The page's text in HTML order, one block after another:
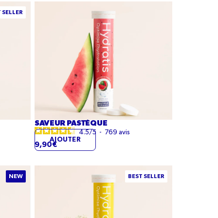
SELLER
SAVEUR PASTÈQUE
4.5/5 - 769 avis
9,90€
AJOUTER
NEW BEST SELLER